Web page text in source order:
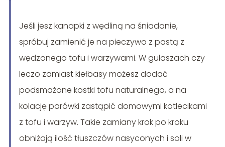
Jeśli jesz kanapki z wędliną na śniadanie,
spróbuj zamienić je na pieczywo z pastą z
wędzonego tofu i warzywami. W gulaszach czy
leczo zamiast kiełbasy możesz dodać
podsmażone kostki tofu naturalnego, a na
kolację parówki zastąpić domowymi kotlecikami
z tofu i warzyw. Takie zamiany krok po kroku
obniżają ilość tłuszczów nasyconych i soli w